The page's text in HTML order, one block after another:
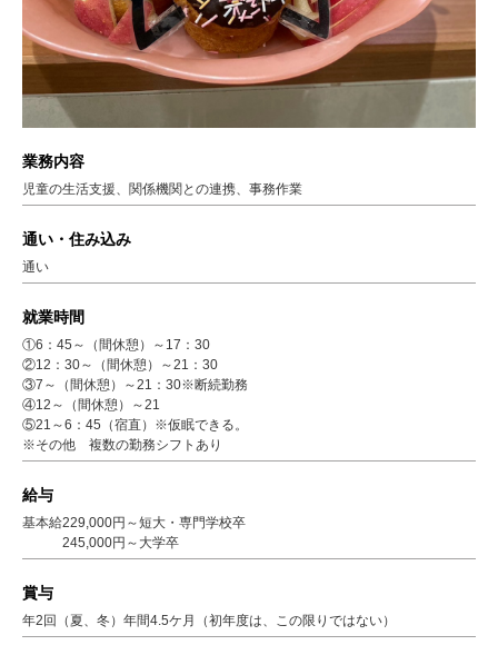
業務内容
児童の生活支援、関係機関との連携、事務作業
通い・住み込み
通い
就業時間
①6：45～（間休憩）～17：30
②12：30～（間休憩）～21：30
③7～（間休憩）～21：30※断続勤務
④12～（間休憩）～21
⑤21～6：45（宿直）※仮眠できる。
※その他 複数の勤務シフトあり
給与
基本給229,000円～短大・専門学校卒
245,000円～大学卒
賞与
年2回（夏、冬）年間4.5ケ月（初年度は、この限りではない）